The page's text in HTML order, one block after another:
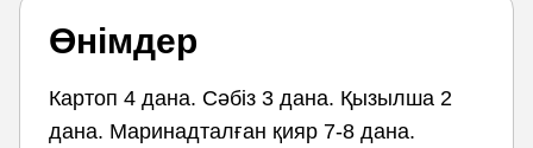
Өнімдер
Картоп 4 дана. Сәбіз 3 дана. Қызылша 2
дана. Маринадталған қияр 7-8 дана.